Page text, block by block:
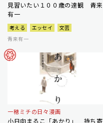
見習いたい１００歳の達観 青来
有一
考える エッセイ
文芸
青来有一
一穂ミチの日々漫画
小日向まるこ「あかり」 持ち寄